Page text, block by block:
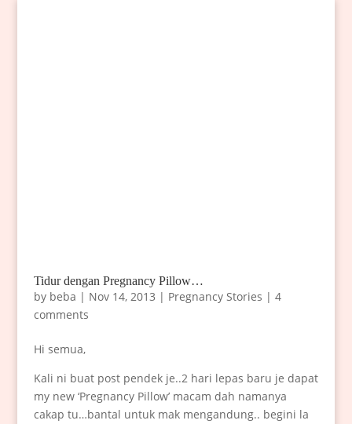
Tidur dengan Pregnancy Pillow…
by beba | Nov 14, 2013 | Pregnancy Stories | 4
comments
Hi semua,
Kali ni buat post pendek je..2 hari lepas baru je dapat
my new ‘Pregnancy Pillow’ macam dah namanya
cakap tu…bantal untuk mak mengandung.. begini la